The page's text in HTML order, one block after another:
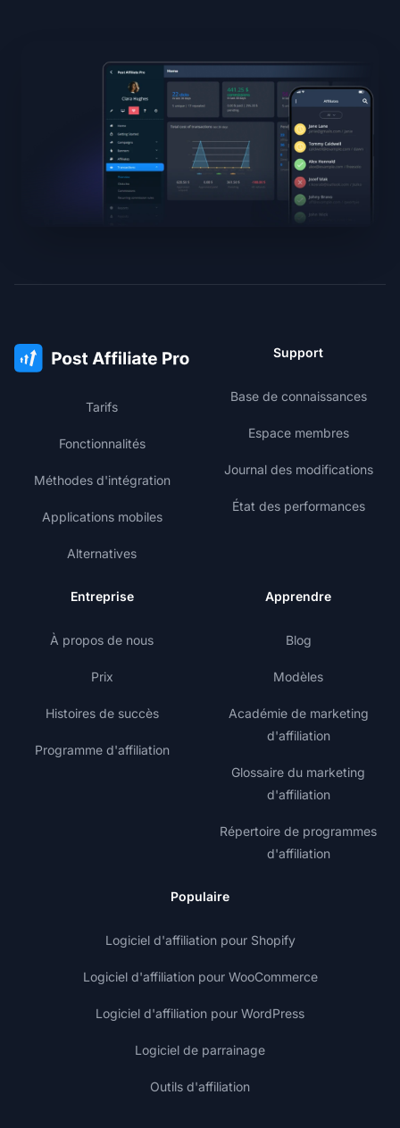
Tarifs
Fonctionnalités
Méthodes d'intégration
Applications mobiles
Alternatives
Support
Base de connaissances
Espace membres
Journal des modifications
État des performances
Entreprise
À propos de nous
Prix
Histoires de succès
Programme d'affiliation
Apprendre
Blog
Modèles
Académie de marketing
d'affiliation
Glossaire du marketing
d'affiliation
Répertoire de programmes
d'affiliation
Populaire
Logiciel d'affiliation pour Shopify
Logiciel d'affiliation pour WooCommerce
Logiciel d'affiliation pour WordPress
Logiciel de parrainage
Outils d'affiliation